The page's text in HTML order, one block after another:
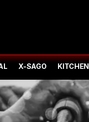
X-SAGO KITCHEN